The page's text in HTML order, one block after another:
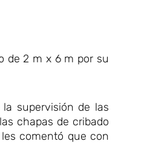
de 2 m x 6 m por su
supervisión de las
chapas de cribado
comentó que con